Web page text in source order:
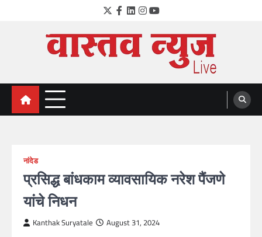
Twitter
Facebook
LinkedIn
Instagram
YouTube
VastavNEWSLive.com
a leading NEWS portal of Maharahstra
नांदेड
प्रसिद्ध बांधकाम व्यावसायिक नरेश पैंजणे
यांचे निधन
Kanthak Suryatale August 31, 2024